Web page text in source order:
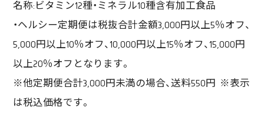
名称:ビタミン12種・ミネラル10種含有加工食品
・ヘルシー定期便は税抜合計金額3,000円以上5％オフ、
5,000円以上10％オフ、10,000円以上15％オフ、15,000円
以上20％オフとなります。
※他定期便合計3,000円未満の場合、送料550円 ※表示
は税込価格です。